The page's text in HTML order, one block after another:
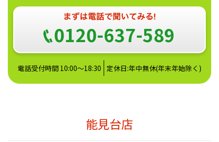
0120-637-589
電話受付時間 10:00～18:30 定休日:年中無休(年末年始除く)
能見台店